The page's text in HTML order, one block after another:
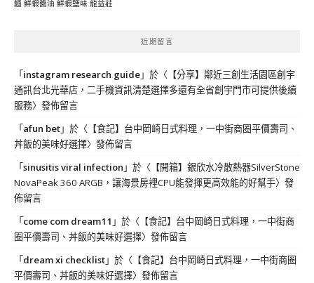
麵 鮮蝦醬油 鮮蝦鹽味 龍益莊
近期留言
「instagram research guide」於〈 【分享】鄰近三創生活園區創宇
通訊台北光華店，二手機資訊清楚選擇多還有全省創宇門市可提供後續
服務〉發佈留言
「afun bet」於〈 【食記】台中岡崎日式料理，一中街商圈平價壽司、
丼飯的美味好選擇〉發佈留言
「sinusitis viral infection 」於〈 【開箱】銀欣水冷散熱器SilverStone
NovaPeak 360 ARGB，讓海景房裡CPU能發揮更高效能的好幫手〉發
佈留言
「come com dream11 」於〈 【食記】台中岡崎日式料理，一中街商
圈平價壽司、丼飯的美味好選擇〉發佈留言
「dream xi checklist」於〈 【食記】台中岡崎日式料理，一中街商圈
平價壽司、丼飯的美味好選擇〉發佈留言